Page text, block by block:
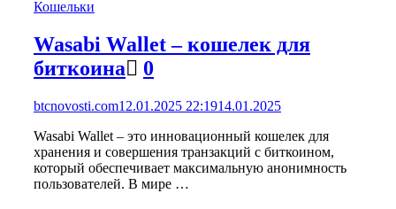
Кошельки
Wasabi Wallet – кошелек для
биткоина
0
btcnovosti.com12.01.2025 22:1914.01.2025
Wasabi Wallet – это инновационный кошелек для
хранения и совершения транзакций с биткоином,
который обеспечивает максимальную анонимность
пользователей. В мире …